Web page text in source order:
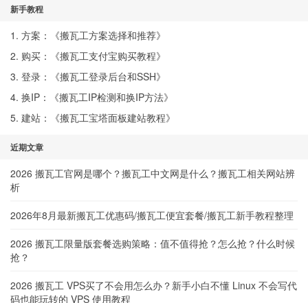
新手教程
1. 方案：《搬瓦工方案选择和推荐》
2. 购买：《搬瓦工支付宝购买教程》
3. 登录：《搬瓦工登录后台和SSH》
4. 换IP：《搬瓦工IP检测和换IP方法》
5. 建站：《搬瓦工宝塔面板建站教程》
近期文章
2026 搬瓦工官网是哪个？搬瓦工中文网是什么？搬瓦工相关网站辨
析
2026年8月最新搬瓦工优惠码/搬瓦工便宜套餐/搬瓦工新手教程整理
2026 搬瓦工限量版套餐选购策略：值不值得抢？怎么抢？什么时候
抢？
2026 搬瓦工 VPS买了不会用怎么办？新手小白不懂 Linux 不会写代
码也能玩转的 VPS 使用教程